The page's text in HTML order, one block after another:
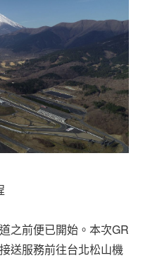
之前便已開始。本次GR
送服務前往台北松山機